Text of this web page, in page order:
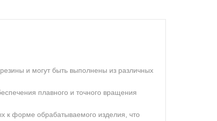
и могут быть выполнены из различных
плавного и точного вращения
к форме обрабатываемого изделия, что